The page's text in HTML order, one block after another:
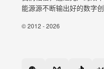
能源源不断输出好的数字
© 2012 - 2026